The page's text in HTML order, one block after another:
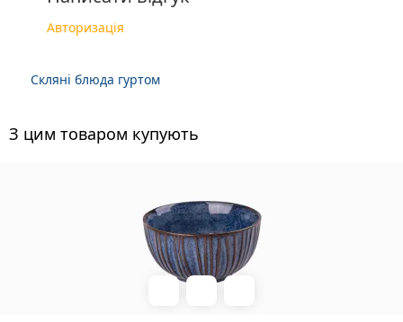
Авторизація
Скляні блюда гуртом
З цим товаром купують